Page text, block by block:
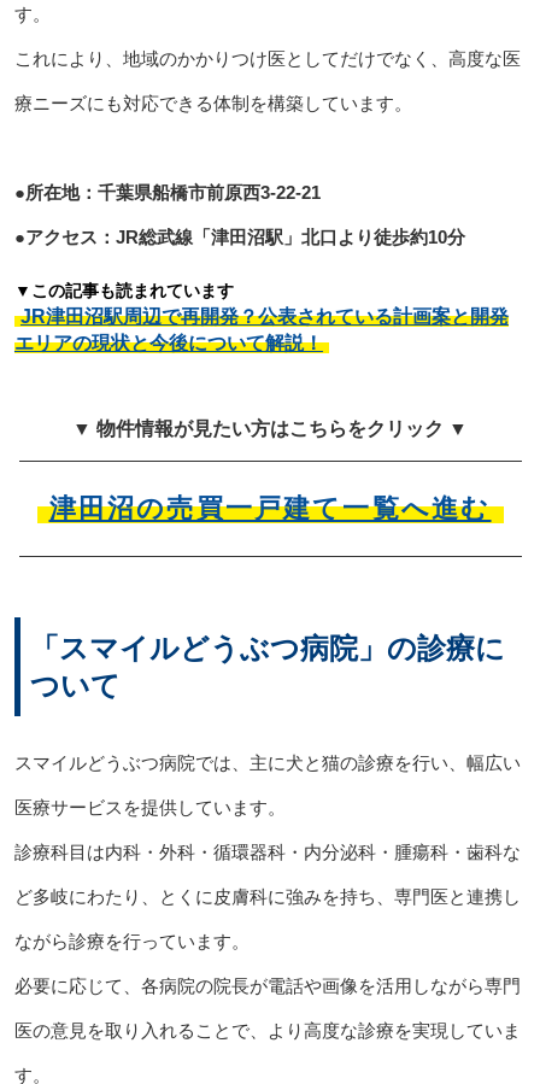
す。
これにより、地域のかかりつけ医としてだけでなく、高度な医
療ニーズにも対応できる体制を構築しています。
●所在地：千葉県船橋市前原西3-22-21
●アクセス：JR総武線「津田沼駅」北口より徒歩約10分
▼この記事も読まれています
JR津田沼駅周辺で再開発？公表されている計画案と開発
エリアの現状と今後について解説！
▼ 物件情報が見たい方はこちらをクリック ▼
津田沼の売買一戸建て一覧へ進む
「スマイルどうぶつ病院」の診療に
ついて
スマイルどうぶつ病院では、主に犬と猫の診療を行い、幅広い
医療サービスを提供しています。
診療科目は内科・外科・循環器科・内分泌科・腫瘍科・歯科な
ど多岐にわたり、とくに皮膚科に強みを持ち、専門医と連携し
ながら診療を行っています。
必要に応じて、各病院の院長が電話や画像を活用しながら専門
医の意見を取り入れることで、より高度な診療を実現していま
す。